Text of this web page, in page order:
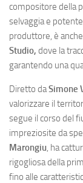
compositore della
selvaggia e
produttore, è
Studio, dove la
garantendo una
Diretto daSimone
valorizzare il
segue il corso del
impreziosite da
Marongiu, ha
rigogliosa della
fino alle